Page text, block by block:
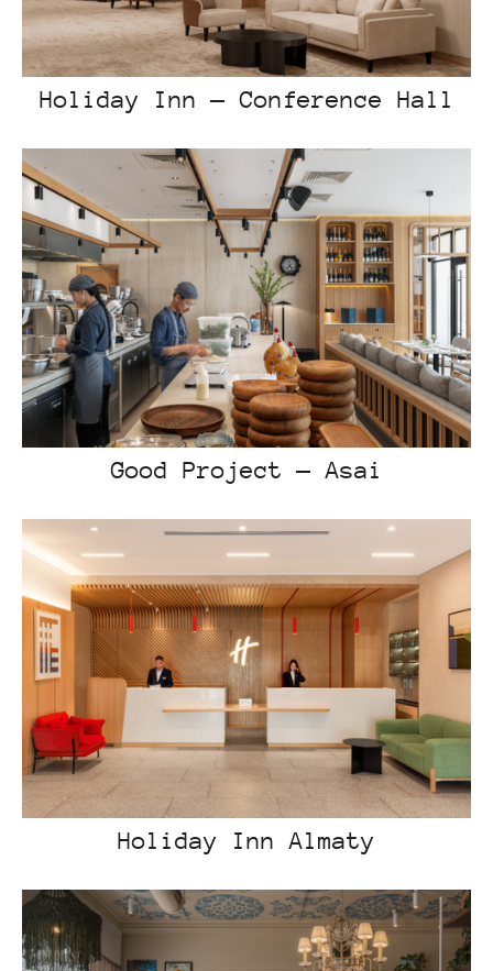
Holiday Inn — Conference Hall
Good Project — Asai
Holiday Inn Almaty